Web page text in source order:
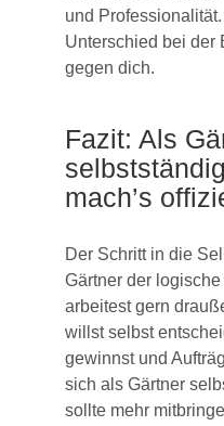
und
Unterschied bei der
gegen dich.
Fazit: Als
mach’s
Der Schritt in die
Gärtner der
arbeitest gern
willst selbst
gewinnst und
sich als Gärtner
sollte mehr